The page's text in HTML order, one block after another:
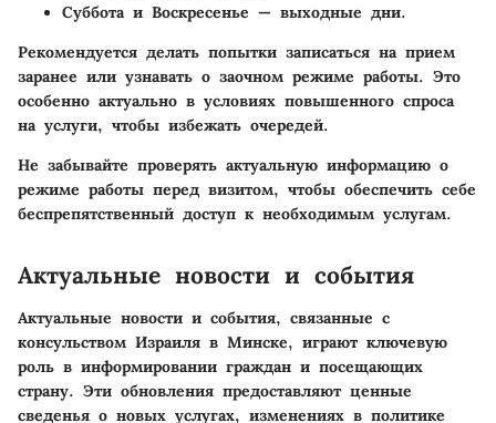
Суббота и Воскресенье — выходные дни.
Рекомендуется делать попытки записаться на прием
заранее или узнавать о заочном режиме работы. Это
особенно актуально в условиях повышенного спроса
на услуги, чтобы избежать очередей.
Не забывайте проверять актуальную информацию о
режиме работы перед визитом, чтобы обеспечить себе
беспрепятственный доступ к необходимым услугам.
Актуальные новости и события
Актуальные новости и события, связанные с
консульством Израиля в Минске, играют ключевую
роль в информировании граждан и посещающих
страну. Эти обновления предоставляют ценные
сведенья о новых услугах, изменениях в политике